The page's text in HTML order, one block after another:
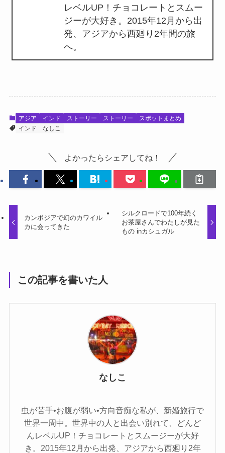
レベルUP！チョコレートとスムー
ジーが大好き。2015年12月から出
発、アジアから西廻り2年間の旅
へ。
アジア インド ストーリー ストーリー
スポットまとめ
インド
なしこ
よかったらシェアしてね！
カンボジアで幻のカワイル
カに会ってきた
シルクロードで100年続く
お茶屋さんでわたしが見た
もの inカシュガル
この記事を書いた人
なしこ
虫が苦手•お腹が弱い•方向音痴な私が、新婚旅行で
世界一周中。世界中の人と出会い別れて、どんど
んレベルUP！チョコレートとスムージーが大好
き。2015年12月から出発、アジアから西廻り2年